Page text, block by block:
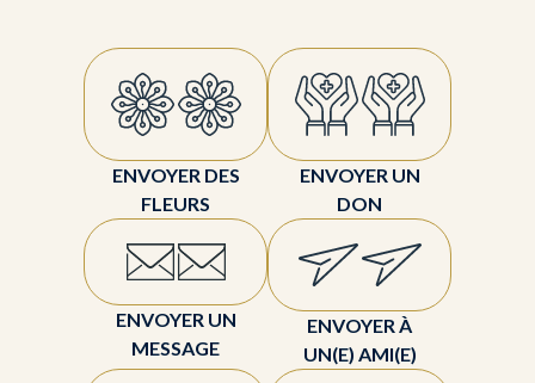
ENVOYER DES
FLEURS
ENVOYER UN
DON
ENVOYER UN
MESSAGE
ENVOYER À
UN(E) AMI(E)